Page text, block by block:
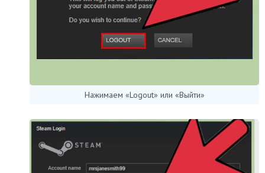
Нажимаем «Logout» или «Выйти»